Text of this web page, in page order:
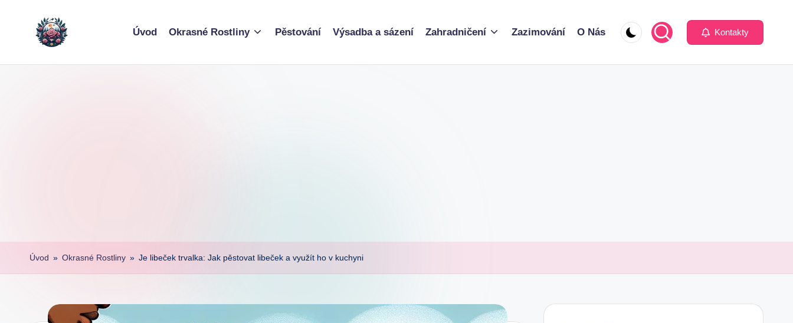
content
Úvod Okrasné Rostliny Pěstování Výsadba a sázení Zahradničení Zazimování O Nás Kontakty
Úvod » Okrasné Rostliny » Je libeček trvalka: Jak pěstovat libeček a využít ho v kuchyni